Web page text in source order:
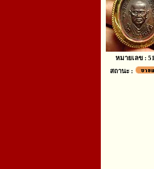
หมายเลข :
สถานะ :